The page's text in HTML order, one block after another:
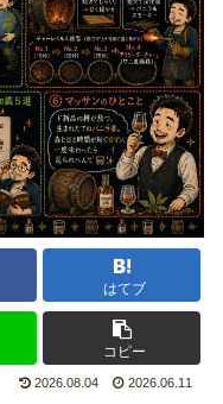
はてブ
コピー
2026.08.04 2026.06.11